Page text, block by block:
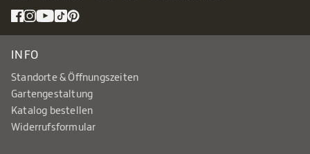
INFO
Standorte & Öffnungszeiten
Gartengestaltung
Katalog bestellen
Widerrufsformular